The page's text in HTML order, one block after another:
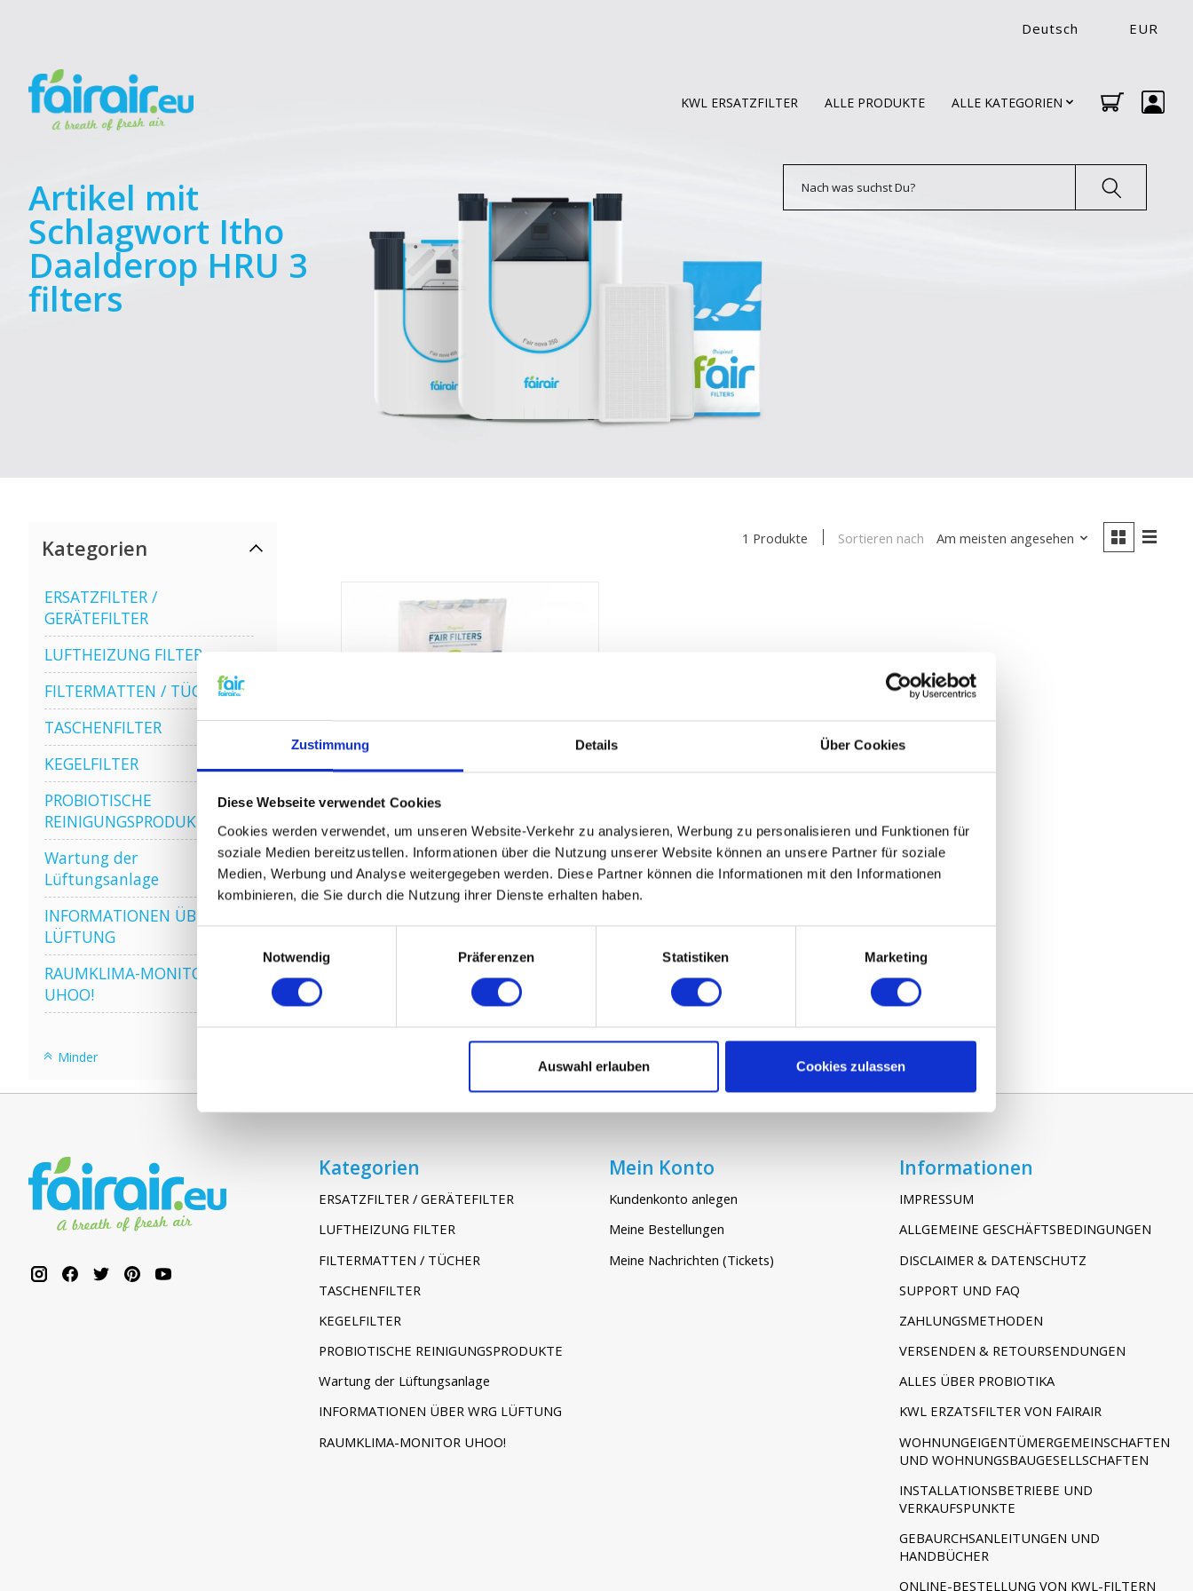
Zustimmung Details Über Cookies
Diese Webseite verwendet Cookies
Cookies werden verwendet, um unseren Website-Verkehr zu analysieren, Werbung zu personalisieren und Funktionen für
soziale Medien bereitzustellen. Informationen über die Nutzung unserer Website können an unsere Partner für soziale
Medien, Werbung und Analyse weitergegeben werden. Diese Partner können die Informationen mit den Informationen
kombinieren, die Sie durch die Nutzung ihrer Dienste erhalten haben.
Notwendig
Präferenzen Statistiken Marketing
Auswahl erlauben Cookies zulassen
Deutsch EUR
KWL ERSATZFILTER ALLE PRODUKTE ALLE KATEGORIEN
Artikel mit
Schlagwort Itho
Daalderop HRU 3
filters
Kategorien
ERSATZFILTER /
GERÄTEFILTER
LUFTHEIZUNG FILTER
FILTERMATTEN / TÜCHER
TASCHENFILTER
KEGELFILTER
PROBIOTISCHE
REINIGUNGSPRODUKTE
Wartung der
Lüftungsanlage
INFORMATIONEN ÜBER WRG
LÜFTUNG
RAUMKLIMA-MONITOR
UHOO!
Minder
1 Produkte Sortieren nach Am meisten angesehen
HRU Ecofan 3 (BVF/L BVF/G en BVF/H) G3, G4 oder
F7 Filters
€9,95
Kategorien
ERSATZFILTER / GERÄTEFILTER
LUFTHEIZUNG FILTER
FILTERMATTEN / TÜCHER
TASCHENFILTER
KEGELFILTER
PROBIOTISCHE REINIGUNGSPRODUKTE
Wartung der Lüftungsanlage
INFORMATIONEN ÜBER WRG LÜFTUNG
RAUMKLIMA-MONITOR UHOO!
Mein Konto
Kundenkonto anlegen
Meine Bestellungen
Meine Nachrichten (Tickets)
Informationen
IMPRESSUM
ALLGEMEINE GESCHÄFTSBEDINGUNGEN
DISCLAIMER & DATENSCHUTZ
SUPPORT UND FAQ
ZAHLUNGSMETHODEN
VERSENDEN & RETOURSENDUNGEN
ALLES ÜBER PROBIOTIKA
KWL ERZATSFILTER VON FAIRAIR
WOHNUNGEIGENTÜMERGEMEINSCHAFTEN
UND WOHNUNGSBAUGESELLSCHAFTEN
INSTALLATIONSBETRIEBE UND
VERKAUFSPUNKTE
GEBAURCHSANLEITUNGEN UND
HANDBÜCHER
ONLINE-BESTELLUNG VON KWL-FILTERN